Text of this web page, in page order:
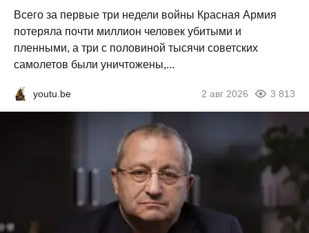
Всего за первые три недели войны Красная Армия
потеряла почти миллион человек убитыми и
пленными, а три с половиной тысячи советских
самолетов были уничтожены,...
youtu.be 2 авг 2026 3 813